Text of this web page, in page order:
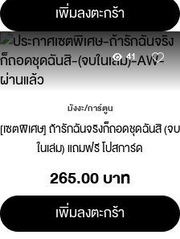
เพิ่มลงตะกร้า
41
มังงะ/การ์ตูน
[เซตพิเศษ] ถ้ารักฉันจริงก็ถอดชุดฉันสิ (จบ
ในเล่ม) แถมฟรี โปสการ์ด
265.00 บาท
เพิ่มลงตะกร้า